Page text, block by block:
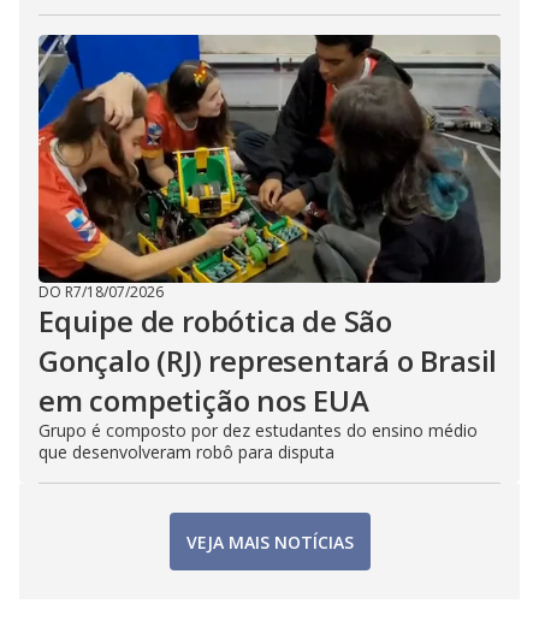
DO R7/18/07/2026
Equipe de robótica de São
Gonçalo (RJ) representará o Brasil
em competição nos EUA
Grupo é composto por dez estudantes do ensino médio
que desenvolveram robô para disputa
VEJA MAIS NOTÍCIAS